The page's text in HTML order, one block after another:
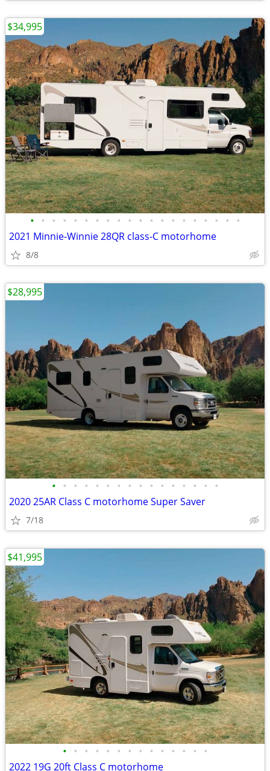
• • • • • • • • • • • • • • • • • • • •
2021 Minnie-Winnie 28QR class-C motorhome
8/8
$34,995
• • • • • • • • • • • • • • • •
2020 25AR Class C motorhome Super Saver
7/18
$28,995
• • • • • • • • • • • • • •
2022 19G 20ft Class C motorhome
$41,995